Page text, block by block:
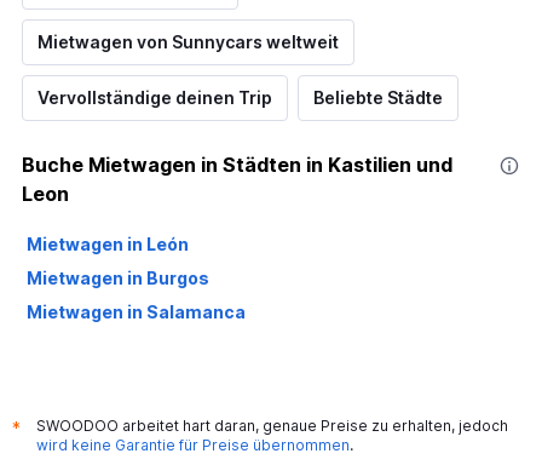
Mietwagen von Sunnycars weltweit
Vervollständige deinen Trip Beliebte Städte
Buche Mietwagen in Städten in Kastilien und
Leon
Mietwagen in León
Mietwagen in Burgos
Mietwagen in Salamanca
*
SWOODOO arbeitet hart daran, genaue Preise zu erhalten, jedoch
wird keine Garantie für Preise übernommen.